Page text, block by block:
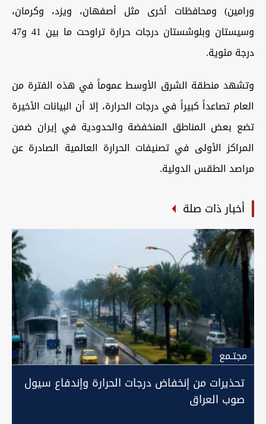
ورامين) ومحافظات أخرى مثل أصفهان، ويزد، وكرمان،
وسيستان وبلوشستان درجات حرارة تراوحت ما بين 41 و47
درجة مئوية.
وتشهد منطقة الشرق الأوسط عموماً في هذه الفترة من
العام تصاعداً كبيراً في درجات الحرارة، إلا أن البيانات الأخيرة
تضع بعض المناطق المنخفضة والحدودية في إيران ضمن
المراكز الأولى في تصنيفات الحرارة العالمية الصادرة عن
مراصد الطقس الدولية.
أخبار ذات صلة
مجتـمع
تحذيرات من إنخفاض درجات الحرارة وإندفاع سيول
صوب العراق